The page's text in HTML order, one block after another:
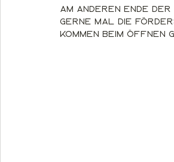
Am anderen Ende
gerne mal die
kommen beim